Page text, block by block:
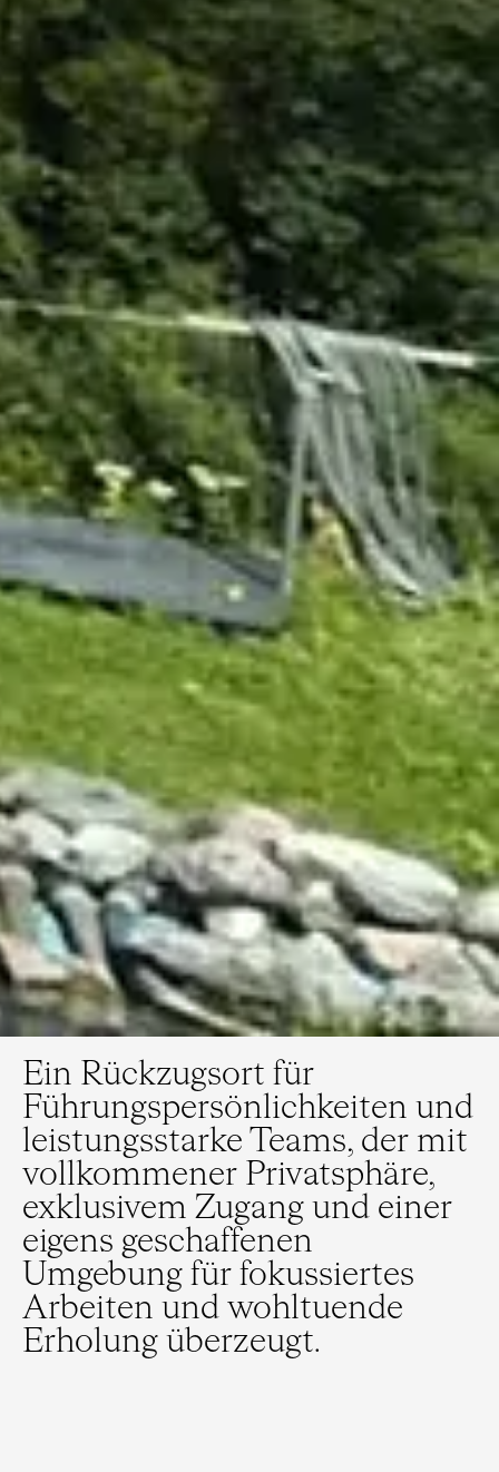
Ein Rückzugsort für
Führungspersönlichkeiten und
leistungsstarke Teams, der mit
vollkommener Privatsphäre,
exklusivem Zugang und einer
eigens geschaffenen
Umgebung für fokussiertes
Arbeiten und wohltuende
Erholung überzeugt.